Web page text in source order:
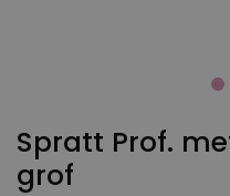
Spratt Prof.
grof